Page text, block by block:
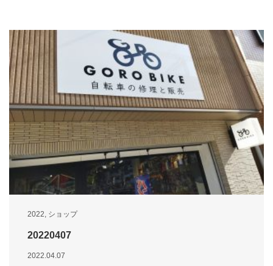
2022 ショップ
20220407
2022.04.07